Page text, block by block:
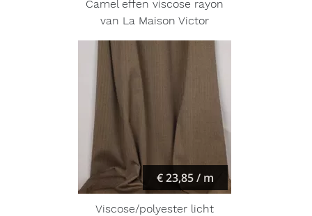
Camel effen viscose rayon
van La Maison Victor
€ 23,85 / m
Viscose/polyester licht